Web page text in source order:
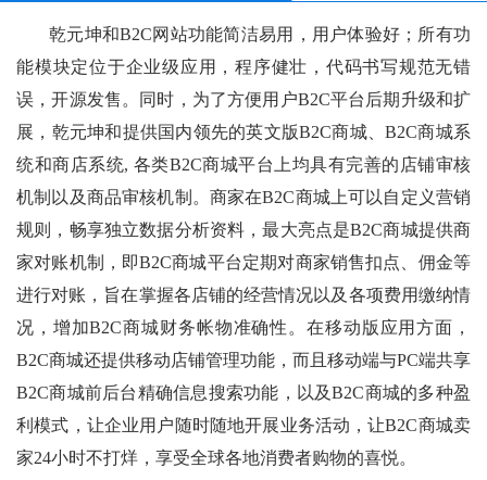
乾元坤和B2C网站功能简洁易用，用户体验好；所有功
能模块定位于企业级应用，程序健壮，代码书写规范无错
误，开源发售。同时，为了方便用户B2C平台后期升级和扩
展，乾元坤和提供国内领先的英文版B2C商城、B2C商城系
统和商店系统, 各类B2C商城平台上均具有完善的店铺审核
机制以及商品审核机制。商家在B2C商城上可以自定义营销
规则，畅享独立数据分析资料，最大亮点是B2C商城提供商
家对账机制，即B2C商城平台定期对商家销售扣点、佣金等
进行对账，旨在掌握各店铺的经营情况以及各项费用缴纳情
况，增加B2C商城财务帐物准确性。在移动版应用方面，
B2C商城还提供移动店铺管理功能，而且移动端与PC端共享
B2C商城前后台精确信息搜索功能，以及B2C商城的多种盈
利模式，让企业用户随时随地开展业务活动，让B2C商城卖
家24小时不打烊，享受全球各地消费者购物的喜悦。